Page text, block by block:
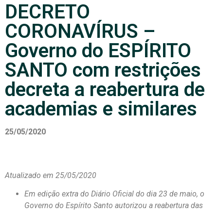
DECRETO
CORONAVÍRUS –
Governo do ESPÍRITO
SANTO com restrições
decreta a reabertura de
academias e similares
25/05/2020
Atualizado em 25/05/2020
Em edição extra do Diário Oficial do dia 23 de maio, o
Governo do Espírito Santo autorizou a reabertura das